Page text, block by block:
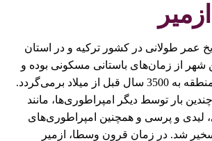
عمر طولانی در کشور ترکیه و در استان
شهر از زمان‌های باستانی مسکونی بوده و
پیشینه تاریخی این منطقه به 3500 سال قبل از میلاد برمی‌گردد.
بار توسط دیگر امپراطوری‌ها، مانند
لیدی و پرسی و همچنین امپراطوری‌های
شد. در زمان قرون وسطا، ازمیر